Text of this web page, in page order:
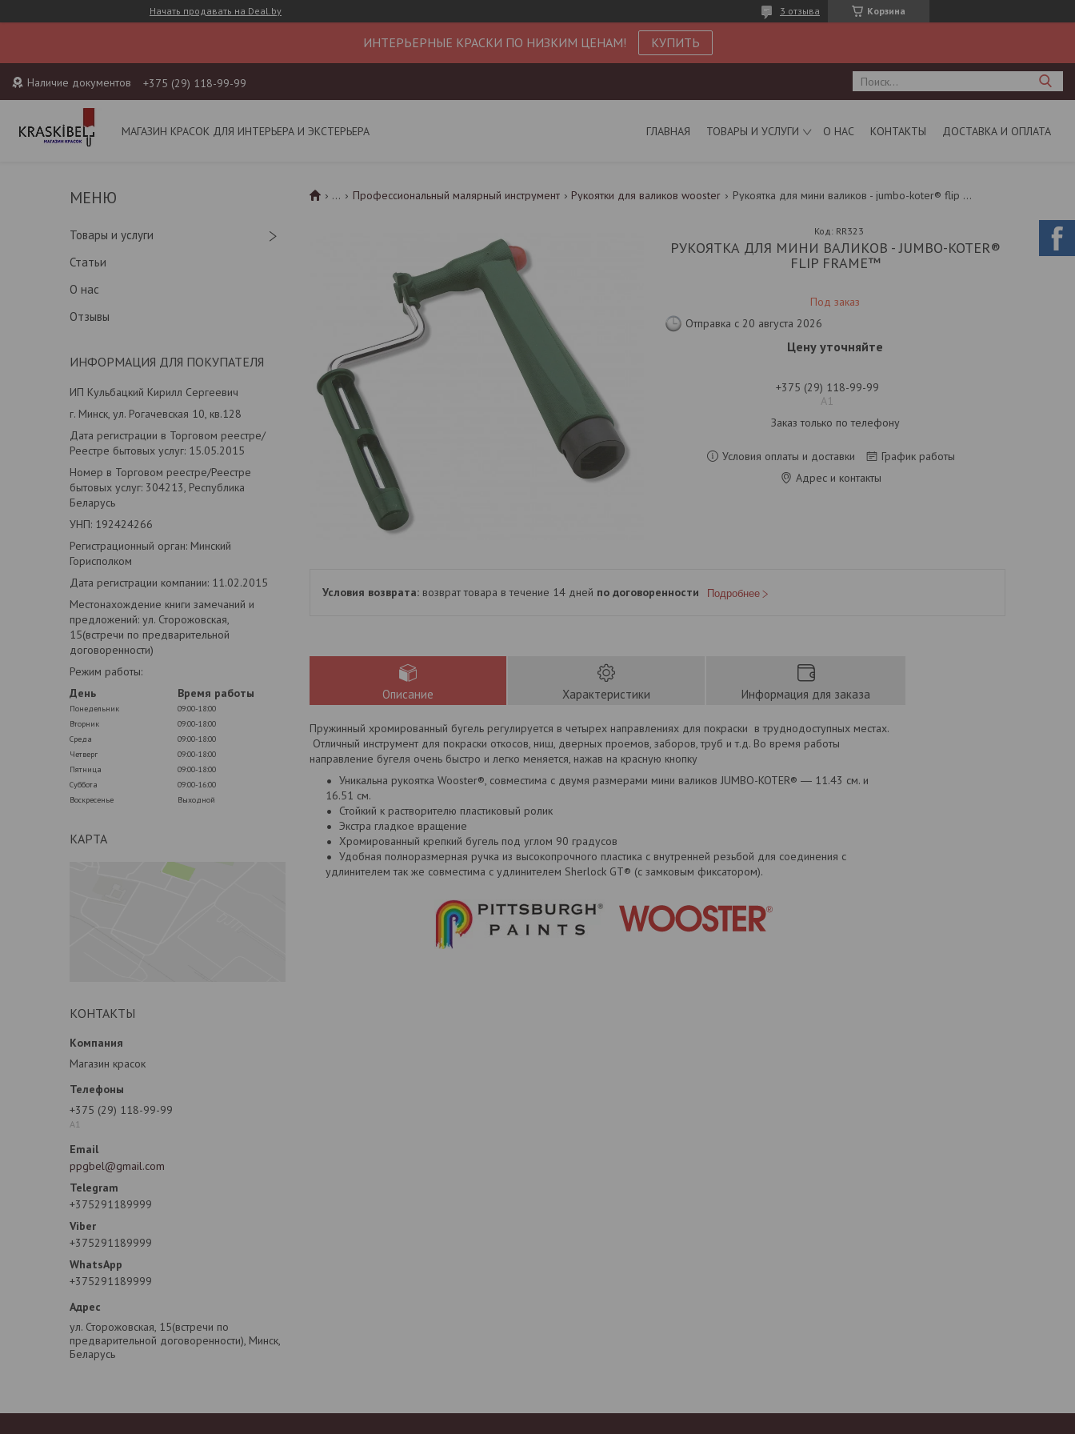
Начать продавать на Deal.by Корзина
3 отзыва
ИНТЕРЬЕРНЫЕ КРАСКИ ПО НИЗКИМ ЦЕНАМ! КУПИТЬ
Наличие документов +375 (29) 118-99-99
МАГАЗИН КРАСОК ДЛЯ ИНТЕРЬЕРА И ЭКСТЕРЬЕРА ГЛАВНАЯ ТОВАРЫ И УСЛУГИ О НАС КОНТАКТЫ ДОСТАВКА И ОПЛАТА
Товары и услуги
Статьи
О нас
Отзывы
ИНФОРМАЦИЯ ДЛЯ ПОКУПАТЕЛЯ
ИП Кульбацкий Кирилл Сергеевич
г. Минск, ул. Рогачевская 10, кв.128
Дата регистрации в Торговом реестре/
Реестре бытовых услуг: 15.05.2015
Номер в Торговом реестре/Реестре
бытовых услуг: 304213, Республика
Беларусь
УНП: 192424266
Регистрационный орган: Минский
Горисполком
Дата регистрации компании: 11.02.2015
Местонахождение книги замечаний и
предложений: ул. Сторожовская,
15(встречи по предварительной
договоренности)
Режим работы:
День
Время работы
Понедельник
09:00-18:00
Вторник
09:00-18:00
Среда
09:00-18:00
Четверг
09:00-18:00
Пятница
09:00-18:00
Суббота
09:00-16:00
Воскресенье
Выходной
КАРТА
КОНТАКТЫ
Магазин красок
+375 (29) 118-99-99
A1
ppgbel@gmail.com
+375291189999
+375291189999
+375291189999
ул. Сторожовская, 15(встречи по
предварительной договоренности), Минск,
Беларусь
... Профессиональный малярный инструмент Рукоятки для валиков wooster Рукоятка для мини валиков - jumbo-koter® flip frame™
РУКОЯТКА ДЛЯ МИНИ ВАЛИКОВ - JUMBO-KOTER®
FLIP FRAME™
Под заказ
Код: RR323
Отправка с 20 августа 2026
Цену уточняйте
+375 (29) 118-99-99
A1
Заказ только по телефону
Условия оплаты и доставки
График работы
Адрес и контакты
возврат товара в течение 14 дней по договоренности Подробнее
Описание Характеристики Информация для заказа
Пружинный хромированный бугель регулируется в четырех направлениях для покраски в труднодоступных местах.
Отличный инструмент для покраски откосов, ниш, дверных проемов, заборов, труб и т.д. Во время работы
направление бугеля очень быстро и легко меняется, нажав на красную кнопку
Уникальна рукоятка Wooster®, совместима с двумя размерами мини валиков JUMBO-KOTER® ― 11.43 см. и
16.51 см.
Стойкий к растворителю пластиковый ролик
Экстра гладкое вращение
Хромированный крепкий бугель под углом 90 градусов
Удобная полноразмерная ручка из высокопрочного пластика с внутренней резьбой для соединения с
удлинителем так же совместима с удлинителем Sherlock GT® (с замковым фиксатором).